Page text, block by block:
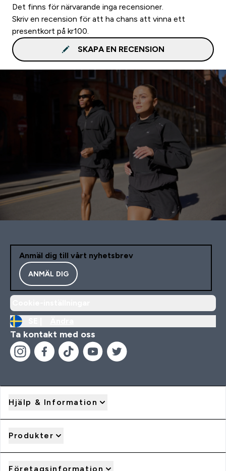
Det finns för närvarande inga recensioner.
Skriv en recension för att ha chans att vinna ett
presentkort på kr100.
SKAPA EN RECENSION
Anmäl dig till vårt nyhetsbrev
ANMÄL DIG
Ta kontakt med oss
Hjälp & Information
Produkter
Företagsinformation